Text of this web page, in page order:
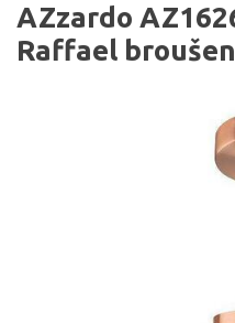
AZzardo
Raffael